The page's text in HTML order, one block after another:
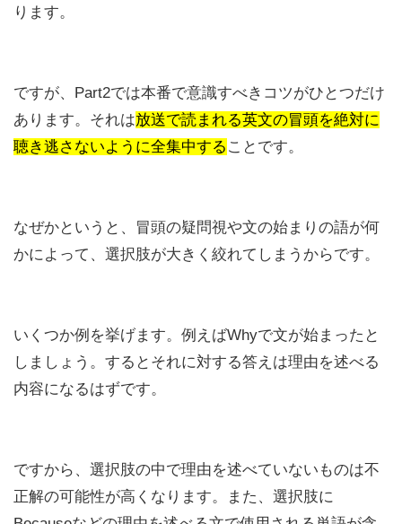
ります。
ですが、Part2では本番で意識すべきコツがひとつだけ
あります。それは放送で読まれる英文の冒頭を絶対に
聴き逃さないように全集中する ことです。
なぜかというと、冒頭の疑問視や文の始まりの語が何
かによって、選択肢が大きく絞れてしまうからです。
いくつか例を挙げます。例えばWhyで文が始まったと
しましょう。するとそれに対する答えは理由を述べる
内容になるはずです。
ですから、選択肢の中で理由を述べていないものは不
正解の可能性が高くなります。また、選択肢に